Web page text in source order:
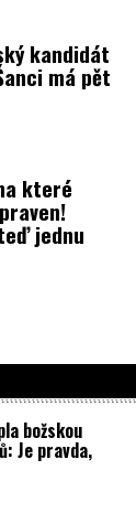
kandidát
má pět
které
jednu
božskou
Je pravda,